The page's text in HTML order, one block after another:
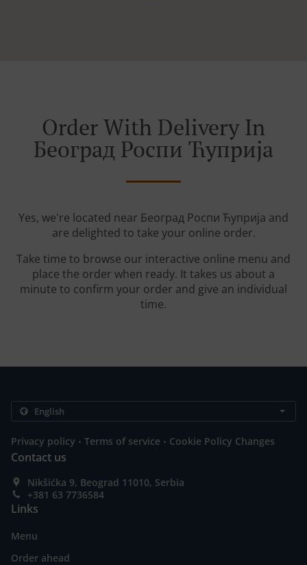
Order With Delivery In
Београд Роспи Ћуприја
Yes, we're located near Београд Роспи Ћуприја and
are delighted to take your online order.
Take time to browse our interactive online menu and
place the order when ready. It takes us about a
minute to confirm your order and give an individual
time.
Privacy policy . Terms of service . Cookie Policy Changes
Contact us
Nikšićka 9, Beograd 11010, Serbia
+381 63 7736584
Links
Menu
Order ahead